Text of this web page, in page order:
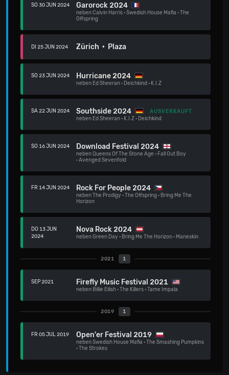
SO 30 JUN 2024 Garorock 2024
nebenCalvin Harris·Swedish House Mafia ·The
Offspring
DI 25 JUN 2024 Zürich · Plaza
SO 23 JUN 2024 Hurricane 2024
neben Ed Sheeran· Deichkind · K.I.Z
SA 22 JUN 2024 Southside 2024
AUSVERKAUFT
neben Ed Sheeran· K.I.Z· Deichkind
SO 16 JUN 2024 Download Festival 2024
nebenQueens Of The Stone Age · Fall Out Boy
·Avenged Sevenfold
FR 14 JUN 2024 Rock For People 2024
nebenThe Prodigy ·The Offspring· Bring Me The
Horizon
DO 13 JUN
2024
Nova Rock 2024
nebenGreen Day · Bring Me The Horizon· Maneskin
2021 1
SEP 2021 Firefly Music Festival 2021
neben Billie Eilish·The Killers·Tame Impala
2019 1
FR 05 JUL 2019 Open'er Festival 2019
nebenSwedish House Mafia ·The Smashing Pumpkins
·The Strokes